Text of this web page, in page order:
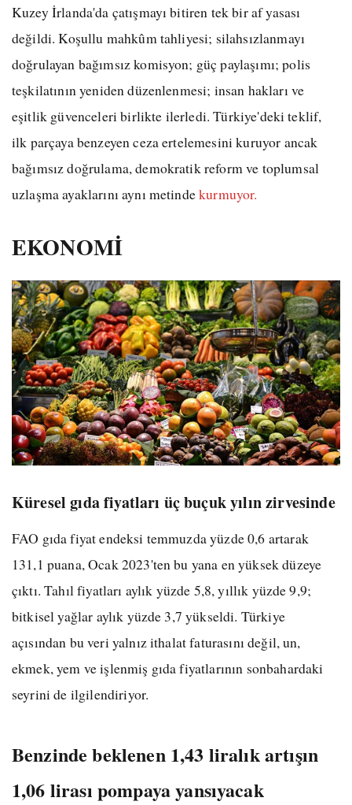
Kuzey İrlanda'da çatışmayı bitiren tek bir af yasası
değildi. Koşullu mahkûm tahliyesi; silahsızlanmayı
doğrulayan bağımsız komisyon; güç paylaşımı; polis
teşkilatının yeniden düzenlenmesi; insan hakları ve
eşitlik güvenceleri birlikte ilerledi. Türkiye'deki teklif,
ilk parçaya benzeyen ceza ertelemesini kuruyor ancak
bağımsız doğrulama, demokratik reform ve toplumsal
uzlaşma ayaklarını aynı metindekurmuyor.
EKONOMİ
Küresel gıda fiyatları üç buçuk yılın zirvesinde
FAO gıda fiyat endeksi temmuzda yüzde 0,6 artarak
131,1 puana, Ocak 2023'ten bu yana en yüksek düzeye
çıktı. Tahıl fiyatları aylık yüzde 5,8, yıllık yüzde 9,9;
bitkisel yağlar aylık yüzde 3,7 yükseldi. Türkiye
açısından bu veri yalnız ithalat faturasını değil, un,
ekmek, yem ve işlenmiş gıda fiyatlarının sonbahardaki
seyrini de ilgilendiriyor.
Benzinde beklenen 1,43 liralık artışın
1,06 lirası pompaya yansıyacak